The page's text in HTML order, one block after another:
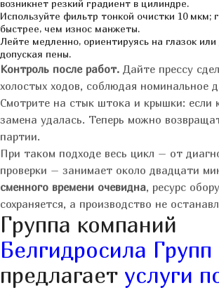
возникнет резкий градиент в цилиндре.
Используйте фильтр тонкой очистки 10 мкм;
быстрее, чем износ манжеты.
Лейте медленно, ориентируясь на глазок или
допуская пены.
Контроль после работ. Дайте прессу
холостых ходов, соблюдая номинальное
Смотрите на стык штока и крышки: если
замена удалась. Теперь можно
партии.
При таком подходе весь цикл – от
проверки – занимает около двадцати
сменного времени очевидна, ресурс
сохраняется, а производство не
Группа компаний
Белгидросила Групп
предлагает услуги